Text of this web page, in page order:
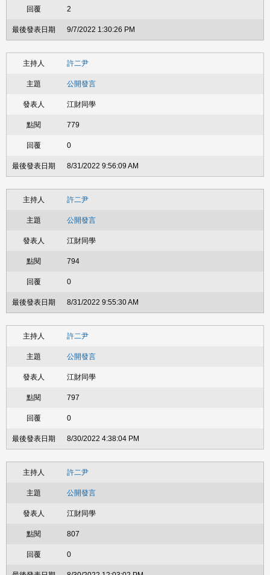
2
9/7/2022 1:30:26 PM
許二尹
公開發言
江財同學
779
0
8/31/2022 9:56:09 AM
許二尹
公開發言
江財同學
794
0
8/31/2022 9:55:30 AM
許二尹
公開發言
江財同學
797
0
8/30/2022 4:38:04 PM
許二尹
公開發言
江財同學
807
0